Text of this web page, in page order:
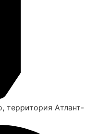
территория Атлант-